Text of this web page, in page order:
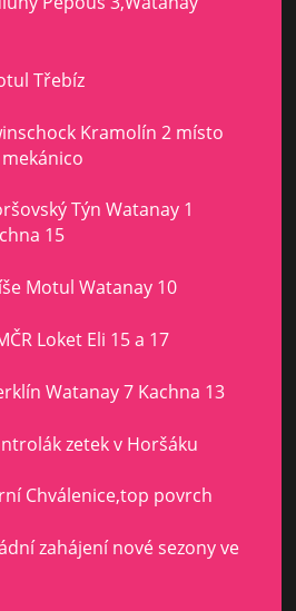
Třebíz
Kramolín 2 místo
Týn Watanay 1
15
Motul Watanay 10
Loket Eli 15 a 17
Watanay 7 Kachna 13
zetek v Horšáku
Chválenice,top povrch
zahájení nové sezony ve